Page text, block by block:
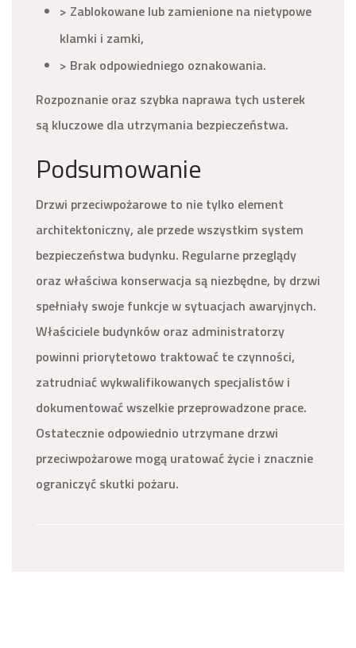
> Zablokowane lub zamienione na nietypowe
klamki i zamki,
> Brak odpowiedniego oznakowania.
Rozpoznanie oraz szybka naprawa tych usterek
są kluczowe dla utrzymania bezpieczeństwa.
Podsumowanie
Drzwi przeciwpożarowe to nie tylko element
architektoniczny, ale przede wszystkim system
bezpieczeństwa budynku. Regularne przeglądy
oraz właściwa konserwacja są niezbędne, by drzwi
spełniały swoje funkcje w sytuacjach awaryjnych.
Właściciele budynków oraz administratorzy
powinni priorytetowo traktować te czynności,
zatrudniać wykwalifikowanych specjalistów i
dokumentować wszelkie przeprowadzone prace.
Ostatecznie odpowiednio utrzymane drzwi
przeciwpożarowe mogą uratować życie i znacznie
ograniczyć skutki pożaru.